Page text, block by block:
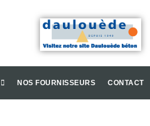
NOS FOURNISSEURS CONTACT